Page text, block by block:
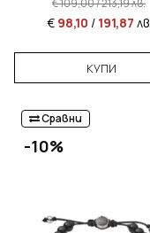
€109,00/213,19лв.
€ 98,10 / 191,87 лв.
КУПИ
Сравни
-10%